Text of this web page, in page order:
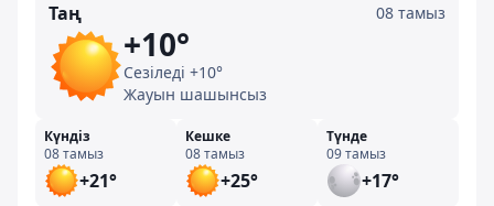
Таң 08 тамыз
+10°
Сезіледі +10°
Жауын шашынсыз
Күндіз
08 тамыз
+21°
Кешке
08 тамыз
+25°
Түнде
09 тамыз
+17°